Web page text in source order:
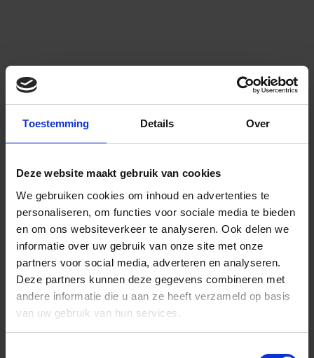
Toestemming Details Over
Deze website maakt gebruik van cookies
We gebruiken cookies om inhoud en advertenties te
personaliseren, om functies voor sociale media te bieden
en om ons websiteverkeer te analyseren. Ook delen we
informatie over uw gebruik van onze site met onze
partners voor social media, adverteren en analyseren.
Deze partners kunnen deze gegevens combineren met
andere informatie die u aan ze heeft verzameld op basis
van uw gebruik van hun services.